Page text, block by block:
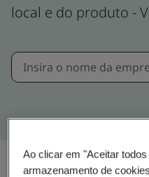
local e do produto -
Ao clicar em "Aceitar
armazenamento de